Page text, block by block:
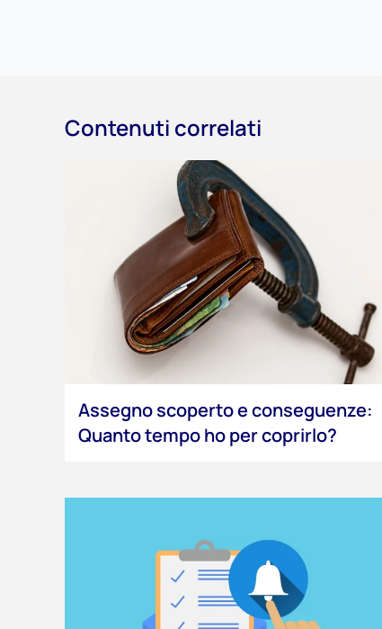
Contenuti correlati
Assegno scoperto e conseguenze:
Quanto tempo ho per coprirlo?